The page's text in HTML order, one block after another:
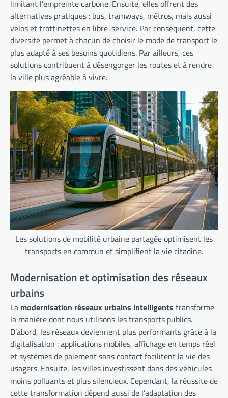
limitant l’empreinte carbone. Ensuite, elles offrent des
alternatives pratiques : bus, tramways, métros, mais aussi
vélos et trottinettes en libre-service. Par conséquent, cette
diversité permet à chacun de choisir le mode de transport le
plus adapté à ses besoins quotidiens. Par ailleurs, ces
solutions contribuent à désengorger les routes et à rendre
la ville plus agréable à vivre.
Les solutions de mobilité urbaine partagée optimisent les
transports en commun et simplifient la vie citadine.
Modernisation et optimisation des réseaux
urbains
La modernisation réseaux urbains intelligents transforme
la manière dont nous utilisons les transports publics.
D’abord, les réseaux deviennent plus performants grâce à la
digitalisation : applications mobiles, affichage en temps réel
et systèmes de paiement sans contact facilitent la vie des
usagers. Ensuite, les villes investissent dans des véhicules
moins polluants et plus silencieux. Cependant, la réussite de
cette transformation dépend aussi de l’adaptation des